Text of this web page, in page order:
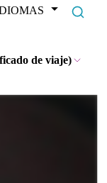
de viaje)